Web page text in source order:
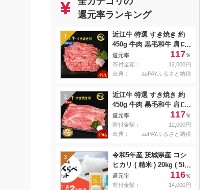
還元率ランキング
1
近江牛 特選 すき焼き 約
450g 牛肉 黒毛和牛 肩ロ
ース モモ すきやき すき
焼き肉 すき焼き用 肉 お
肉 牛 和牛 納期 最長3カ月
還元率 117％
寄付金額：
12,000円
出典：
auPAYふるさと納税
2
近江牛 特選 すき焼き 約
450g 牛肉 黒毛和牛 肩ロ
ース モモ すきやき すき
焼き肉 すき焼き用 肉 お
肉 牛 和牛 納期 最長3カ月
還元率 117％
寄付金額：
12,000円
出典：
auPAYふるさと納税
3
令和5年産 茨城県産 コシ
ヒカリ ( 精米 ) 20kg ( 5kg
× 4袋 )
還元率 116％
寄付金額：
14,000円